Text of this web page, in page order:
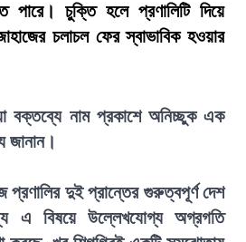
চুক্তি হলে প্রণালিটি দিয়ে
চলাচল ফের স্বাভাবিক হওয়ার
বক্তব্যে নাম প্রকাশে অনিচ্ছুক এক
জানান।
প্রণালির দুই প্রান্তের গুরুত্বপূর্ণ দেশ
এ বিষয়ে উল্লেখযোগ্য অগ্রগতি